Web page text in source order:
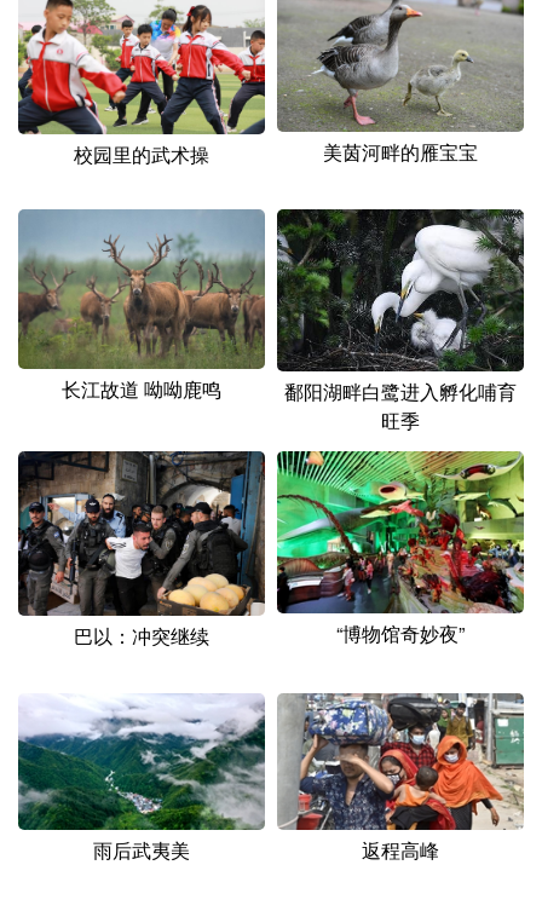
新疆 内蒙古 黑龙江
多语种频道
Русский язык 日本語 한국어
Deutsch Português
校园里的武术操 美茵河畔的雁宝宝
长江故道 呦呦鹿鸣
鄱阳湖畔白鹭进入孵化哺育
旺季
巴以：冲突继续 “博物馆奇妙夜”
雨后武夷美 返程高峰